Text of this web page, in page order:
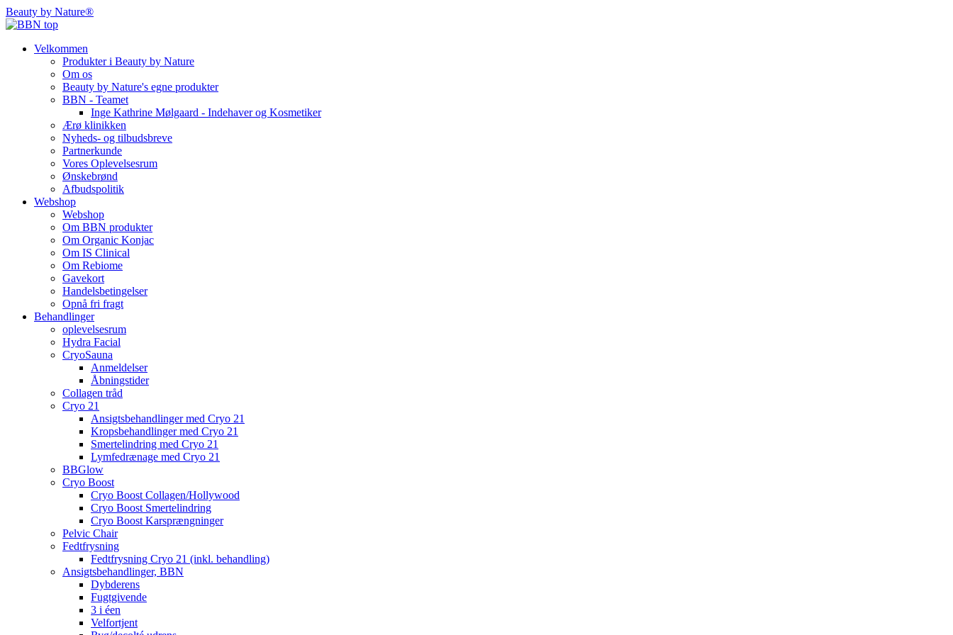
Beauty by Nature®
Velkommen
Produkter i Beauty by Nature
Om os
Beauty by Nature's egne produkter
BBN - Teamet
Inge Kathrine Mølgaard - Indehaver og Kosmetiker
Ærø klinikken
Nyheds- og tilbudsbreve
Partnerkunde
Vores Oplevelsesrum
Ønskebrønd
Afbudspolitik
Webshop
Webshop
Om BBN produkter
Om Organic Konjac
Om IS Clinical
Om Rebiome
Gavekort
Handelsbetingelser
Opnå fri fragt
Behandlinger
oplevelsesrum
Hydra Facial
CryoSauna
Anmeldelser
Åbningstider
Collagen tråd
Cryo 21
Ansigtsbehandlinger med Cryo 21
Kropsbehandlinger med Cryo 21
Smertelindring med Cryo 21
Lymfedrænage med Cryo 21
BBGlow
Cryo Boost
Cryo Boost Collagen/Hollywood
Cryo Boost Smertelindring
Cryo Boost Karsprængninger
Pelvic Chair
Fedtfrysning
Fedtfrysning Cryo 21 (inkl. behandling)
Ansigtsbehandlinger, BBN
Dybderens
Fugtgivende
3 i éen
Velfortjent